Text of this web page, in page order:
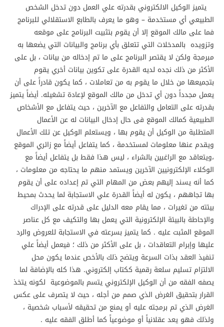
يتميز الوكيل الالكتروني بقدرته علي العمل دون تدخل الشخص
الطبيعي أي مستخدمة – وهو ما يعرف بالطابع الاستقلالي للبرنامج
فما على مالك الموقع إلا أن يقوم بتثبيت البرنامج على موقعه
وتزويده بالمدخلات التي تتعلق بأي برنامج والبيانات التي يضعها به
مبرمجة ولكن لا يقتصر البرنامج على ما تم إدخاله من بيانات ، بل على
الأكثر من ذلك نجده لديه القدرة على تكوين بيانات أخري يقوم
بتجميعها من خلال ما يقوم به من تعاملات ، كما يكون قادراً على أن
يعمل مجدداً دون أي تدخل من مالك الموقع لإعادة تشغيله. أيضاً يتميز
بقدرته على التعامل والتفاعل مع الآخرين ، حيث يتفاعل مع الأشخاص
الطبيعية كمالك الموقع فى حال إدخال البيانات له عن الأعمال
المتطلبة من الوكيل أن يقوم بها ، ويستعلم الوكيل عن تلك الأعمال
ويقدم عنها معلومات لمستخدمة ، كما يتفاعل أيضاً مع زائري الموقع
،ويتعاقد مع الراغبين بالشراء ، ليس هذا فقط بل يتفاعل أيضاً مع
الوكلاء الإلكترونيين الآخرين ويستمد منهم ما يحتاجه من معلومات ،
كما أنه يسند إليهم بعض من المهام التي تم إعداده على أن يقوم
بها تجاههم ، يكون له أيضاً القدرة علي الاستجابة لما يحدث بمحيط
بيئته من تغيرات ، مما يقام معه الدليل على قدرته على الإدراك
والإحاطة بالبيئة الإلكترونية التي يعمل بها والتكيف مع كل عناصر
الموقع المثبت عليه . كما يتميز بسرعته في الاستجابة للعروض والرد
عليها وإبرام التعاقدات ، بل على الأكثر من ذلك ؛ فيعمل أيضاً علي
تنفيذ العقد بذات السرعة ويتضح ذلك بالأخص عندما يكون محل
الالتزام تسليم سلعة رقمية ككتاب إلكتروني. هذا كله بالإضافة لما
يصفه الفقه من أن الوكيل الإلكتروني يتسم بالموضوعية لكونه يتخذ
القرار بتحقيق الغرض الذي صمم من أجله ، حيث لا يتصرف على عكس
الغرض الذي تم برمجته عليه أو يمنع من تحقيقه لأسباب شخصية ،
ولذلك فهو يعد عقلانياً أو موضوعياً كما أطلق الفقه عليه .